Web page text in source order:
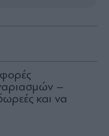
–
και να